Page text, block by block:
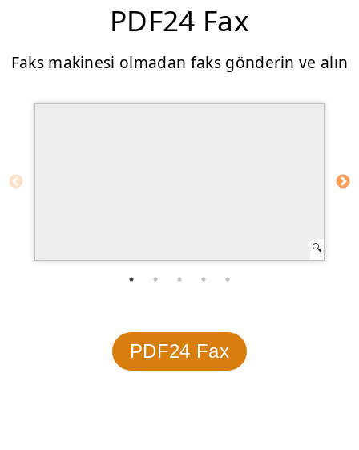
PDF24 Fax
Faks makinesi olmadan faks gönderin ve alın
PDF24 Fax